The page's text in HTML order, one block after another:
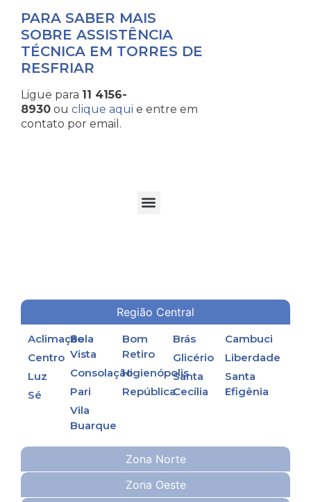
PARA SABER MAIS
SOBRE ASSISTÊNCIA
TÉCNICA EM TORRES DE
RESFRIAR
Ligue para 11 4156-
8930 ou clique aqui e entre em
contato por email.
Região Central
Zona Norte
Zona Oeste
Aclimação
Centro
Luz
Sé
Bela
Vista
Consolação
Pari
Vila
Buarque
Bom
Retiro
Higienópolis
República
Brás
Glicério
Santa
Cecília
Cambuci
Liberdade
Santa
Efigênia